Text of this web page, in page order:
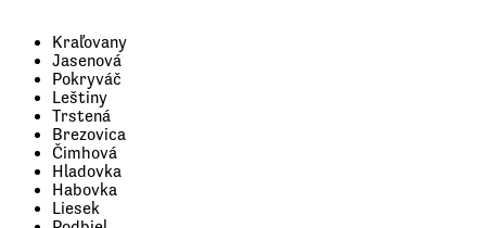
Kraľovany
Jasenová
Pokryváč
Leštiny
Trstená
Brezovica
Čimhová
Hladovka
Habovka
Liesek